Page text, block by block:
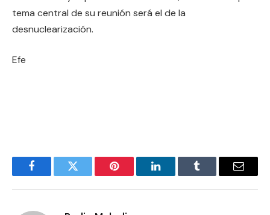
tema central de su reunión será el de la
desnuclearización.
Efe
FacebookTwitter Pinterest LinkedInTumblr Email